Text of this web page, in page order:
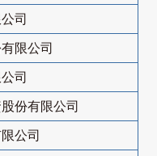
司
限公司
司
份有限公司
公司